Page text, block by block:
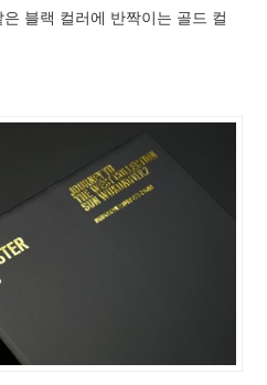
블랙 컬러에 반짝이는 골드 컬